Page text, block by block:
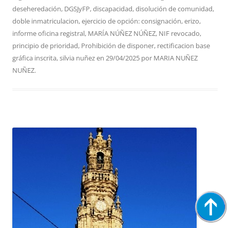
deseheredación, DGSJyFP,discapacidad,disolución de comunidad,
doble inmatriculacion,ejercicio de opción: consignación,erizo,
informe oficina registral, MARÍA NÚÑEZ NÚÑEZ, NIF revocado,
principio de prioridad, Prohibición de disponer, rectificacion base
gráfica inscrita,silvia nuñezen 29/04/2025 por MARIA NUÑEZ
NUÑEZ.